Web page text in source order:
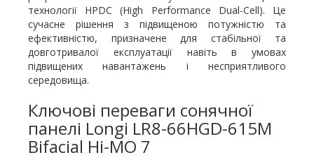
технології HPDC (High Performance Dual-Cell). Це
сучасне рішення з підвищеною потужністю та
ефективністю, призначене для стабільної та
довготривалої експлуатації навіть в умовах
підвищених навантажень і несприятливого
середовища.
Ключові переваги сонячної
панелі Longi LR8-66HGD-615M
Bifacial Hi-MO 7